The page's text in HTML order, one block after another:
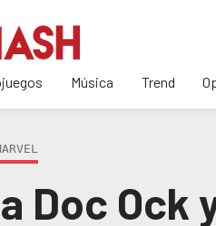
Música Trend
Doc Ock